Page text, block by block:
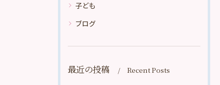
子ども
ブログ
最近の投稿 Recent Posts